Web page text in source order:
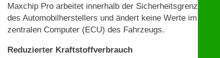
Maxchip Pro arbeitet innerhalb der Sicherheitsgrenzen
des Automobilherstellers und ändert keine Werte im
zentralen Computer (ECU) des Fahrzeugs.
Reduzierter Kraftstoffverbrauch